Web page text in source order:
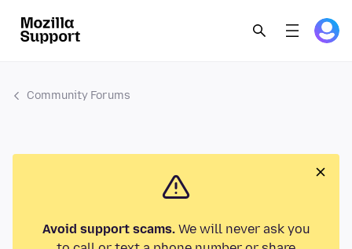
Community Forums
Avoid support scams.We will never ask you